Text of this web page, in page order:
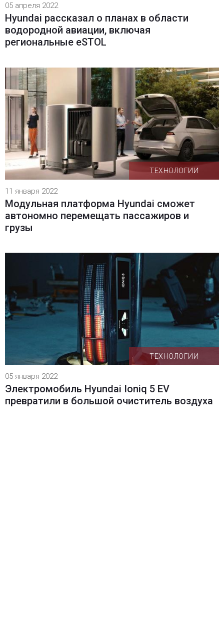
05 апреля 2022
Hyundai рассказал о планах в области
водородной авиации, включая
региональные eSTOL
ТЕХНОЛОГИИ
11 января 2022
Модульная платформа Hyundai сможет
автономно перемещать пассажиров и
грузы
ТЕХНОЛОГИИ
05 января 2022
Электромобиль Hyundai Ioniq 5 EV
превратили в большой очиститель воздуха